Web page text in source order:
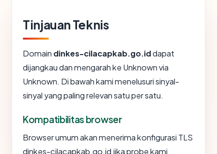
Tinjauan Teknis
Domain dinkes-cilacapkab.go.iddapat
dijangkau dan mengarah ke Unknown via
Unknown. Di bawah kami menelusuri sinyal-
sinyal yang paling relevan satu per satu.
Kompatibilitas browser
Browser umum akan menerima konfigurasi TLS
dinkes-cilacapkab.go.id jika probe kami